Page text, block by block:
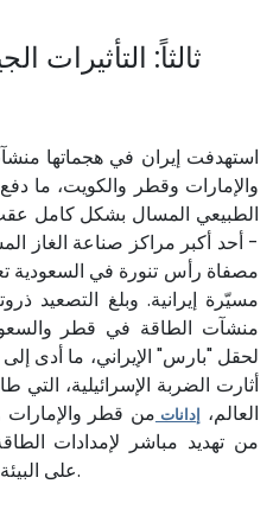
ثالثاً: التأثيرات
استهدفت إيران في هجماتها
والإمارات وقطر والكويت، ما
الطبيعي المسال بشكل كامل
- أحد أكبر مراكز صناعة الغاز
مصفاة رأس تنورة في السعودية
مسيّرة إيرانية. وبلغ التصعيد
منشآت الطاقة في قطر
لحقل "بارس" الإيراني، ما أدى
أثارت الضربة الإسرائيلية،
العالم، إدانات من قطر
من تهديد مباشر لإمدادات
على البيئة وأمن الملاحة والمنشآت الحيوية.